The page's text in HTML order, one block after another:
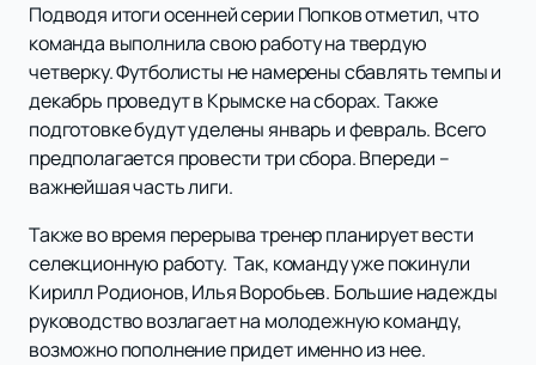
Подводя итоги осенней серии Попков отметил, что
команда выполнила свою работу на твердую
четверку. Футболисты не намерены сбавлять темпы и
декабрь проведут в Крымске на сборах. Также
подготовке будут уделены январь и февраль. Всего
предполагается провести три сбора. Впереди –
важнейшая часть лиги.
Также во время перерыва тренер планирует вести
селекционную работу. Так, команду уже покинули
Кирилл Родионов, Илья Воробьев. Большие надежды
руководство возлагает на молодежную команду,
возможно пополнение придет именно из нее.